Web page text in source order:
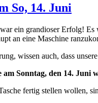
So, 14. Juni
ein grandioser Erfolg! Es
an eine Maschine
wissen auch, dass
Sonntag, den 14. Juni
fertig stellen wollen,